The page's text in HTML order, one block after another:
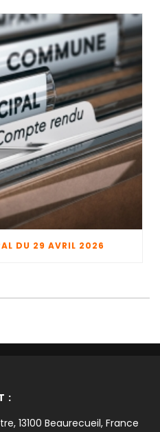
DU 29 AVRIL 2026
:
13100 Beaurecueil, France